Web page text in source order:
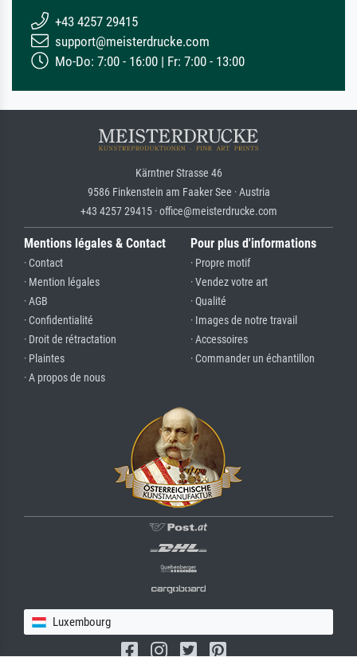
+43 4257 29415
support@meisterdrucke.com
Mo-Do: 7:00 - 16:00 | Fr: 7:00 - 13:00
Kärntner Strasse 46
9586 Finkenstein am Faaker See · Austria
+43 4257 29415 · office@meisterdrucke.com
Mentions légales & Contact
· Contact
· Mention légales
· AGB
· Confidentialité
· Droit de rétractation
· Plaintes
· A propos de nous
Pour plus d'informations
· Propre motif
· Vendez votre art
· Qualité
· Images de notre travail
· Accessoires
· Commander un échantillon
Luxembourg